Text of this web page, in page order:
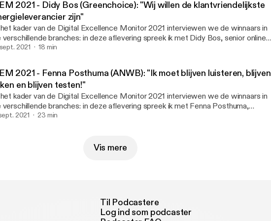
2021 - Didy Bos (Greenchoice): "Wij willen de klantvriendelijkste
zijn"
kader van de Digital Excellence Monitor 2021 interviewen we de winnaars in
verschillende branches: in deze aflevering spreek ik met Didy Bos, senior online
bij groene energieleverancier Greenchoice. Zij gaat in de Energie branche
2021 18 min
2021 - Fenna Posthuma (ANWB): "Ik moet blijven luisteren, blijven
en blijven testen!"
kader van de Digital Excellence Monitor 2021 interviewen we de winnaars in
verschillende branches: in deze aflevering spreek ik met Fenna Posthuma,
ANWB Credit Card. Zij gaat in de Finance branche aan kop. Een
2021 23 min
Vis mere
Til Podcastere
Log ind som podcaster